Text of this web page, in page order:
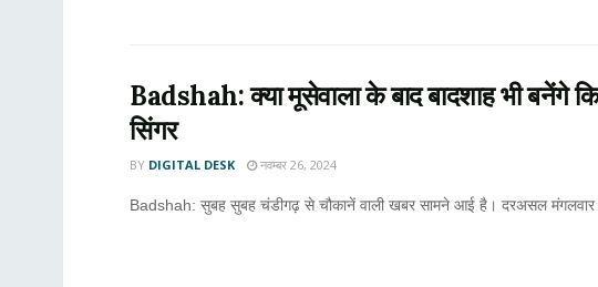
Badshah: क्या मूसेवाला के बाद बादशाह भी बनेंगे
सिंगर
BY DIGITAL DESK नवम्बर 26, 2024
Badshah: सुबह सुबह चंडीगढ़ से चौकानें वाली खबर सामने आई है। दरअसल